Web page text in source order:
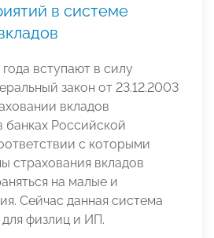
в системе
вступают в силу
закон от 23.12.2003
вкладов
банках Российской
с которыми
страхования вкладов
на малые и
Сейчас данная система
физлиц и ИП.